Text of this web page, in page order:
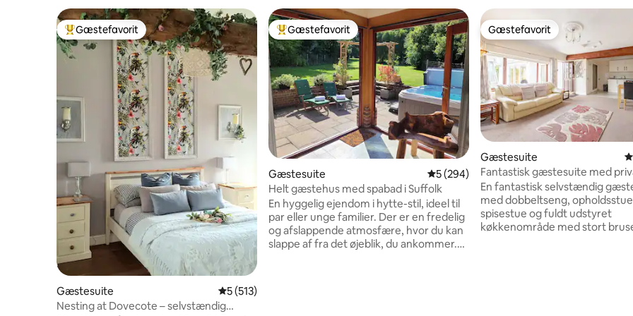
Bedste gæstefavorit
Gæstefavorit
Gæstesuite 5 ud af 5 i gennemsnitlig bedømmelse, 513 omtaler
5 (513)
Nesting at Dovecote – selvstændig
Bedste gæstefavorit
Gæstefavorit
Gæstesuite 5 ud af 5 i gennemsnitlig bedømmelse,
5 (294)
Helt gæstehus med spabad i Suffolk
En hyggelig ejendom i hytte-stil, ideel til
par eller unge familier. Der er en fredelig
og afslappende atmosfære, hvor du kan
slappe af fra det øjeblik, du ankommer.
Gæstefavorit
Gæstefavorit
Gæstesuite
Fantastisk gæstesuite med
spabad.
En fantastisk selvstændig
med dobbeltseng,
spisestue og fuldt udstyret
køkkenområde med stort